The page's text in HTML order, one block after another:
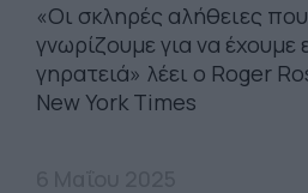
«Οι σκληρές αλήθειες
γνωρίζουμε για να έχουμε
γηρατειά» λέει ο Roger
New York Times